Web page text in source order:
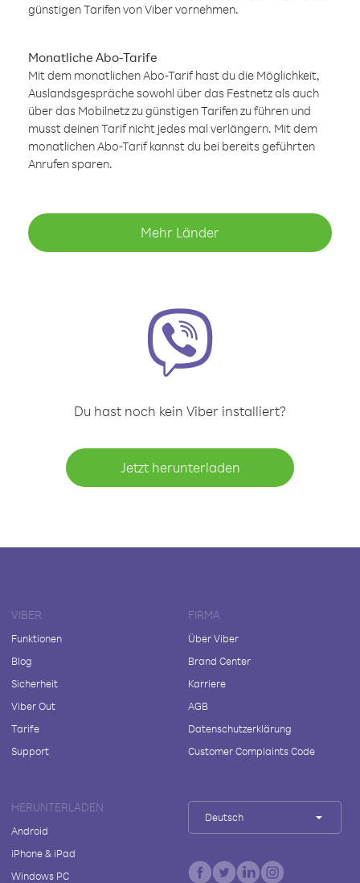
günstigen Tarifen von Viber vornehmen.
Monatliche Abo-Tarife
Mit dem monatlichen Abo-Tarif hast du die Möglichkeit,
Auslandsgespräche sowohl über das Festnetz als auch
über das Mobilnetz zu günstigen Tarifen zu führen und
musst deinen Tarif nicht jedes mal verlängern. Mit dem
monatlichen Abo-Tarif kannst du bei bereits geführten
Anrufen sparen.
Mehr Länder
Du hast noch kein Viber installiert?
Jetzt herunterladen
VIBER
Funktionen
Blog
Sicherheit
Viber Out
Tarife
Support
FIRMA
Über Viber
Brand Center
Karriere
AGB
Datenschutzerklärung
Customer Complaints Code
HERUNTERLADEN
Android
iPhone & iPad
Windows PC
Deutsch